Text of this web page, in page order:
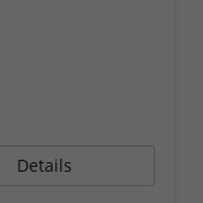
Details